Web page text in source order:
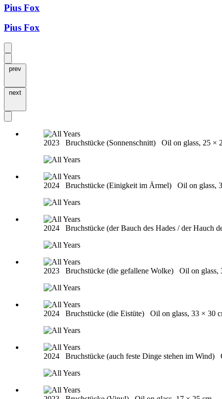
Pius Fox
Pius Fox
prev
next
2023 Bruchstücke (Sonnenschnitt) Oil on glass, 25 ×
2024 Bruchstücke (Einigkeit im Ärmel) Oil on glass,
2024 Bruchstücke (der Bauch des Hades / der Hauch
2023 Bruchstücke (die gefallene Wolke) Oil on glass,
2024 Bruchstücke (die Eistüte) Oil on glass, 33 × 30
2024 Bruchstücke (auch feste Dinge stehen im Wind)